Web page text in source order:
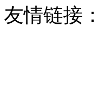
友情链接：